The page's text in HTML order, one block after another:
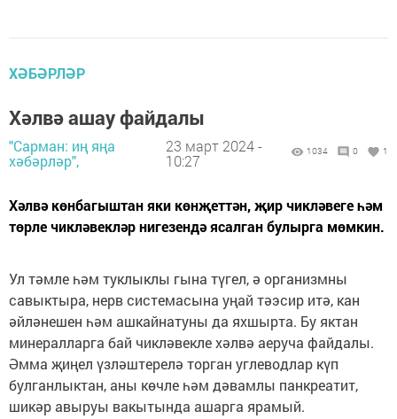
ХӘБӘРЛӘР
Хәлвә ашау файдалы
"Сарман: иң яңа
хәбәрләр",
23 март 2024 -
10:27
1034 0 1
Хәлвә көнбагыштан яки көнҗеттән, җир чикләвеге һәм
төрле чикләвекләр нигезендә ясалган булырга мөмкин.
Ул тәмле һәм туклыклы гына түгел, ә организмны
савыктыра, нерв системасына уңай тәэсир итә, кан
әйләнешен һәм ашкайнатуны да яхшырта. Бу яктан
минералларга бай чикләвекле хәлвә аеруча файдалы.
Әмма җиңел үзләштерелә торган углеводлар күп
булганлыктан, аны көчле һәм дәвамлы панкреатит,
шикәр авыруы вакытында ашарга ярамый.